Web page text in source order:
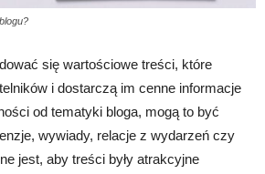
się wartościowe treści, które
i dostarczą im cenne informacje
od tematyki bloga, mogą to być
wywiady, relacje z wydarzeń czy
jest, aby treści były atrakcyjne